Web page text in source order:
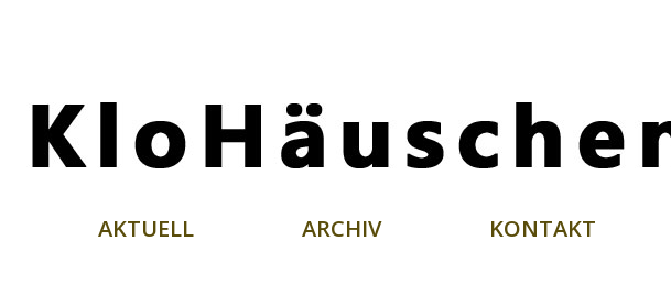
AKTUELL ARCHIV KONTAKT